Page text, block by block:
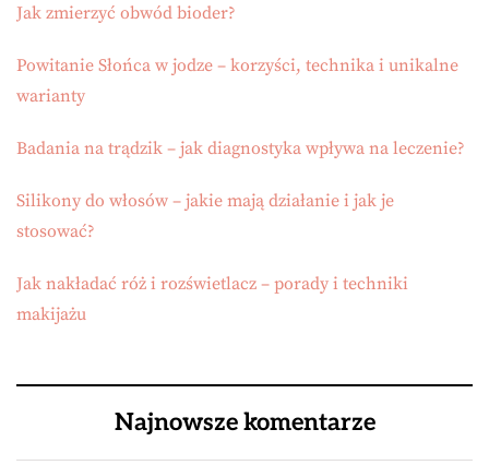
Jak zmierzyć obwód bioder?
Powitanie Słońca w jodze – korzyści, technika i unikalne
warianty
Badania na trądzik – jak diagnostyka wpływa na leczenie?
Silikony do włosów – jakie mają działanie i jak je
stosować?
Jak nakładać róż i rozświetlacz – porady i techniki
makijażu
Najnowsze komentarze